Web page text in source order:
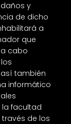
y
de dicho
a
que
cabo
también
informático
la facultad
de los